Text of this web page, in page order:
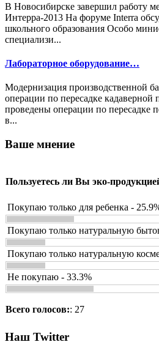
В Новосибирске завершил работу
Интерра-2013 На форуме Interra
школьного образования Особо
специализи...
Лабораторное оборудование…
Модернизация производственной
операции по пересадке
проведены операции по пересадке
в...
Ваше мнение
Пользуетесь ли Вы эко-
Покупаю только для ребенка -
Покупаю только натуральную
Покупаю только натуральную
Не покупаю - 33.3%
Всего голосов:: 27
Наш Twitter